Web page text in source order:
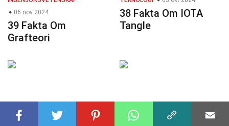
06 nov 2024
39 Fakta Om
Grafteori
38 Fakta Om IOTA
Tangle